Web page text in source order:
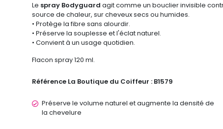
Le spray Bodyguard agit comme un bouclier invisible
source de chaleur, sur cheveux secs ou humides.
• Protège la fibre sans alourdir.
• Préserve la souplesse et l'éclat naturel.
• Convient à un usage quotidien.
Flacon spray 120 ml.
Référence La Boutique du Coiffeur : B1579
Préserve le volume naturel et augmente la densité de
la chevelure